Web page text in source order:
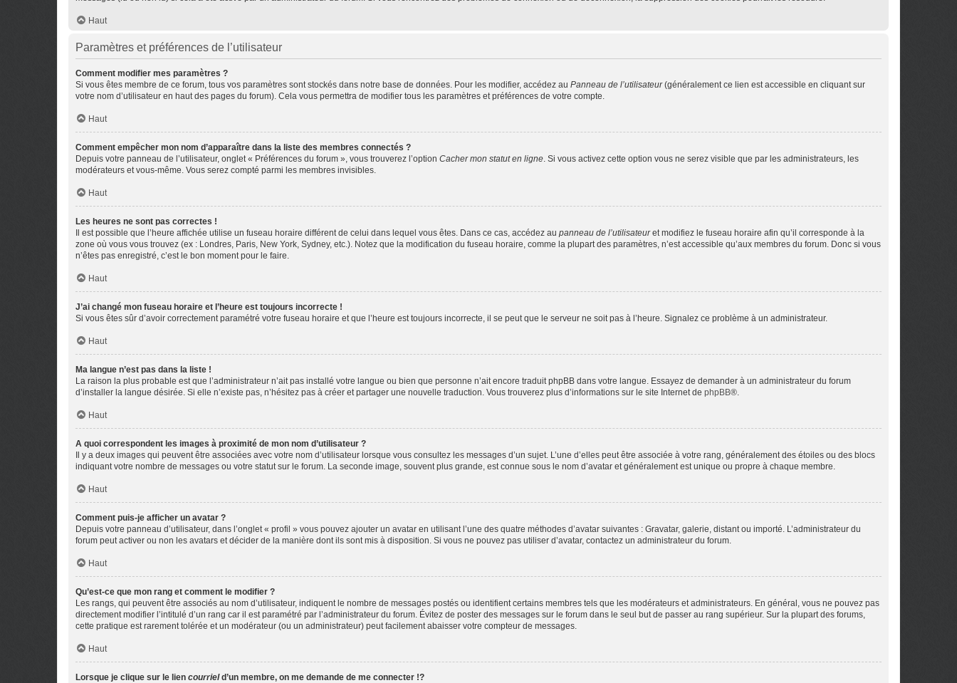
Haut
Paramètres et préférences de l’utilisateur
Comment modifier mes paramètres ?
Si vous êtes membre de ce forum, tous vos paramètres sont stockés dans notre base de données. Pour les modifier, accédez au Panneau de l’utilisateur(généralement ce lien est accessible en cliquant sur
votre nom d’utilisateur en haut des pages du forum). Cela vous permettra de modifier tous les paramètres et préférences de votre compte.
Haut
Comment empêcher mon nom d’apparaître dans la liste des membres connectés ?
Depuis votre panneau de l’utilisateur, onglet « Préférences du forum », vous trouverez l’option Cacher mon statut en ligne. Si vous activez cette option vous ne serez visible que par les administrateurs, les
modérateurs et vous-même. Vous serez compté parmi les membres invisibles.
Haut
Les heures ne sont pas correctes !
Il est possible que l’heure affichée utilise un fuseau horaire différent de celui dans lequel vous êtes. Dans ce cas, accédez au panneau de l’utilisateuret modifiez le fuseau horaire afin qu’il corresponde à la
zone où vous vous trouvez (ex : Londres, Paris, New York, Sydney, etc.). Notez que la modification du fuseau horaire, comme la plupart des paramètres, n’est accessible qu’aux membres du forum. Donc si vous
n’êtes pas enregistré, c’est le bon moment pour le faire.
Haut
J’ai changé mon fuseau horaire et l’heure est toujours incorrecte !
Si vous êtes sûr d’avoir correctement paramétré votre fuseau horaire et que l’heure est toujours incorrecte, il se peut que le serveur ne soit pas à l’heure. Signalez ce problème à un administrateur.
Haut
Ma langue n’est pas dans la liste !
La raison la plus probable est que l’administrateur n’ait pas installé votre langue ou bien que personne n’ait encore traduit phpBB dans votre langue. Essayez de demander à un administrateur du forum
d’installer la langue désirée. Si elle n’existe pas, n’hésitez pas à créer et partager une nouvelle traduction. Vous trouverez plus d’informations sur le site Internet de phpBB®.
Haut
A quoi correspondent les images à proximité de mon nom d’utilisateur ?
Il y a deux images qui peuvent être associées avec votre nom d’utilisateur lorsque vous consultez les messages d’un sujet. L’une d’elles peut être associée à votre rang, généralement des étoiles ou des blocs
indiquant votre nombre de messages ou votre statut sur le forum. La seconde image, souvent plus grande, est connue sous le nom d’avatar et généralement est unique ou propre à chaque membre.
Haut
Comment puis-je afficher un avatar ?
Depuis votre panneau d’utilisateur, dans l’onglet « profil » vous pouvez ajouter un avatar en utilisant l’une des quatre méthodes d’avatar suivantes : Gravatar, galerie, distant ou importé. L’administrateur du
forum peut activer ou non les avatars et décider de la manière dont ils sont mis à disposition. Si vous ne pouvez pas utiliser d’avatar, contactez un administrateur du forum.
Haut
Qu’est-ce que mon rang et comment le modifier ?
Les rangs, qui peuvent être associés au nom d’utilisateur, indiquent le nombre de messages postés ou identifient certains membres tels que les modérateurs et administrateurs. En général, vous ne pouvez pas
directement modifier l’intitulé d’un rang car il est paramétré par l’administrateur du forum. Évitez de poster des messages sur le forum dans le seul but de passer au rang supérieur. Sur la plupart des forums,
cette pratique est rarement tolérée et un modérateur (ou un administrateur) peut facilement abaisser votre compteur de messages.
Haut
Lorsque je clique sur le lien courrield’un membre, on me demande de me connecter !?